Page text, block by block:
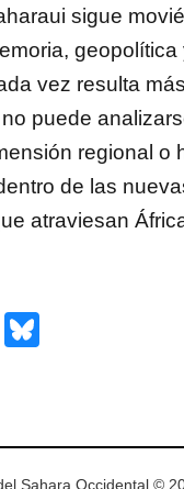
sigue
vez resulta
puede
regional o
de las
atraviesan
Telegram
Sahara Occidental ©